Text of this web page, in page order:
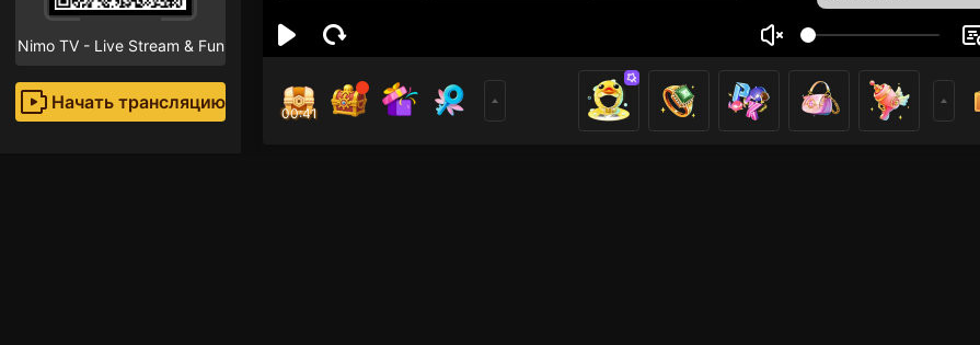
Nimo TV - Live Stream & Fun
Начать трансляцию
00:40